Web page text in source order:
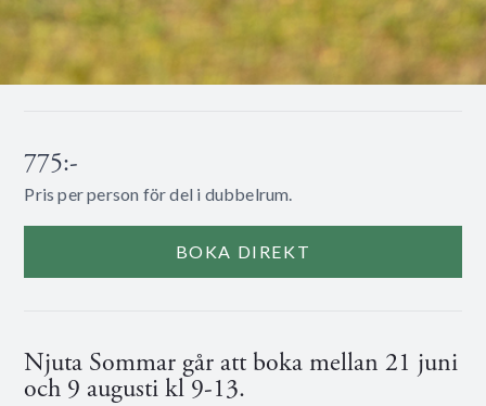
775:-
Pris per person för del i dubbelrum.
BOKA DIREKT
Njuta Sommar går att boka mellan 21 juni
och 9 augusti kl 9-13.